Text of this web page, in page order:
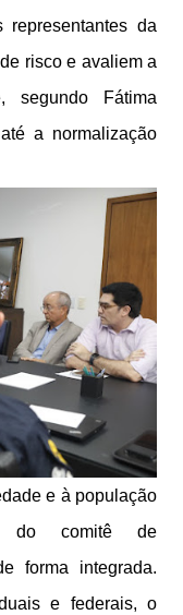
representantes da
risco e avaliem a
segundo Fátima
a normalização
e à população
do comitê de
forma integrada.
e federais, o